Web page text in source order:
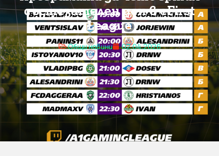
състезателен ден в eFirst
League
Общи новини 02.04.2026